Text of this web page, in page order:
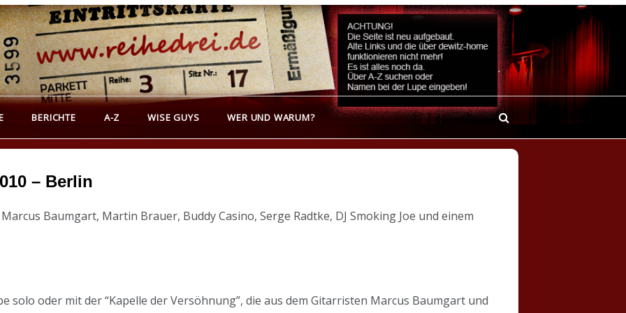
über Groß- und Kleinkunst
BERICHTE A-Z WISE GUYS WER UND WARUM?
– Berlin
Baumgart, Martin Brauer, Buddy Casino, Serge Radtke, DJ Smoking Joe und einem
solo oder mit der “Kapelle der Versöhnung”, die aus dem Gitarristen Marcus Baumgart und